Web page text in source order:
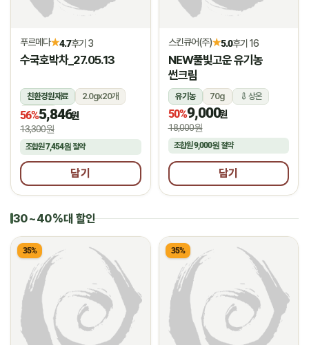
푸르메다★4.7후기 3
수국호박차_27.05.13
친환경원재료
2.0gx20개
상온
56%5,846원
13,300원
조합원7,454원 절약
담기
스킨큐어(주)★5.0후기 16
NEW풀빛고운 유기농
썬크림
유기농 70g 상온
50%9,000원
18,000원
조합원9,000원절약
담기
30~40%대 할인
35% 35%